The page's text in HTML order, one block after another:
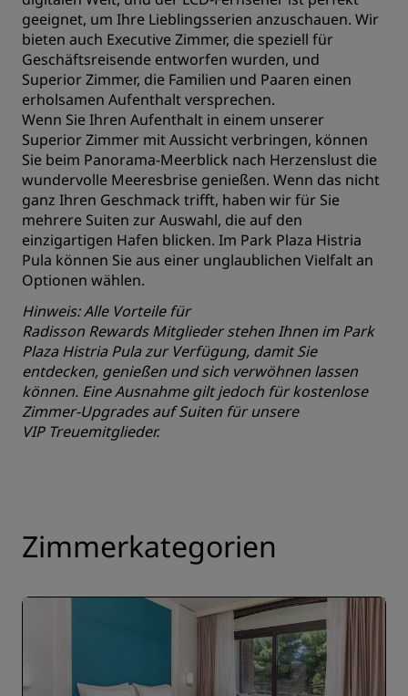
geeignet, um Ihre Lieblingsserien anzuschauen. Wir
bieten auch Executive Zimmer, die speziell für
Geschäftsreisende entworfen wurden, und
Superior Zimmer, die Familien und Paaren einen
erholsamen Aufenthalt versprechen.
Wenn Sie Ihren Aufenthalt in einem unserer
Superior Zimmer mit Aussicht verbringen, können
Sie beim Panorama-Meerblick nach Herzenslust die
wundervolle Meeresbrise genießen. Wenn das nicht
ganz Ihren Geschmack trifft, haben wir für Sie
mehrere Suiten zur Auswahl, die auf den
einzigartigen Hafen blicken. Im Park Plaza Histria
Pula können Sie aus einer unglaublichen Vielfalt an
Optionen wählen.
Hinweis: Alle Vorteile für
Radisson Rewards Mitglieder stehen Ihnen im Park
Plaza Histria Pula zur Verfügung, damit Sie
entdecken, genießen und sich verwöhnen lassen
können. Eine Ausnahme gilt jedoch für kostenlose
Zimmer-Upgrades auf Suiten für unsere
VIP Treuemitglieder.
Zimmerkategorien